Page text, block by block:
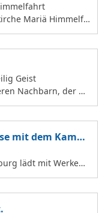
Mariä Himmelfa
Laetare, l
und Weinbar. Kind
freuen uns auf dich!
Geist
Nachbarn, der Ca
mit dem Kamm
lädt mit Werken
in der Hofkirch